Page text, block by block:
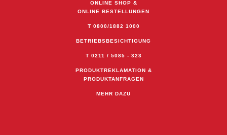
ONLINE SHOP &
ONLINE BESTELLUNGEN
T 0800/1882 1000
BETRIEBSBESICHTIGUNG
T 0211 / 5085 - 323
PRODUKTREKLAMATION &
PRODUKTANFRAGEN
MEHR DAZU